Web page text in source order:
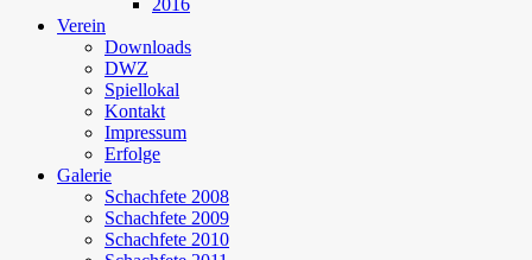
2016
Verein
Downloads
DWZ
Spiellokal
Kontakt
Impressum
Erfolge
Galerie
Schachfete 2008
Schachfete 2009
Schachfete 2010